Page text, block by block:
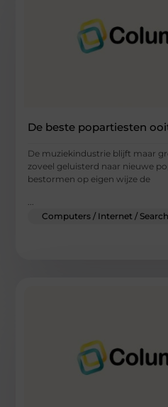
De beste popartiesten
De muziekindustrie blijft maar
zoveel geluisterd naar nieuwe
bestormen op eigen wijze de
...
Computers / Internet /